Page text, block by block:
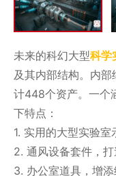
未来的科幻大型科学
及其内部结构。内
计448个资产。一个
下特点：
1. 实用的大型实验室
2. 通风设备套件，打
3. 办公室道具，增添